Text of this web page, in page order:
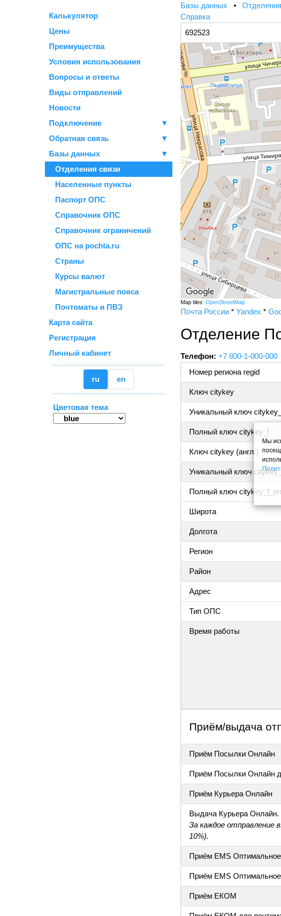
Калькулятор
Цены
Преимущества
Условия использования
Вопросы и ответы
Виды отправлений
Новости
Подключение
▼
Обратная связь
▼
Базы данных
▼
Отделения связи
Населенные пункты
Паспорт ОПС
Справочник ОПС
Справочник ограничений
ОПС на pochta.ru
Страны
Курсы валют
Магистральные пояса
Почтоматы и ПВЗ
Карта сайта
Регистрация
Личный кабинет
ru en
Цветовая тема
Базы данных •
Справка
Map tiles: OpenStreetMap
Почта России * Yandex *
Отделение
Телефон: +7 800-1-000-000
Номер региона regid
Ключ citykey
Уникальный ключ
Полный ключ citykey_f
Ключ citykey (англ.)
Уникальный ключ
Полный ключ citykey_f_en
Широта
Долгота
Регион
Район
Адрес
Тип ОПС
Время работы
Приём/выдача
Приём Посылки Онлайн
Приём Посылки Онлайн
Приём Курьера Онлайн
Выдача Курьера Онлайн.
За каждое отправление
10%).
Приём EMS Оптимальное
Приём EMS Оптимальное
Приём ЕКОМ
Мы